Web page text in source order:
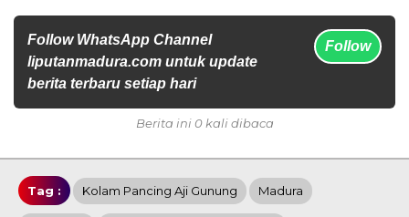
Follow WhatsApp Channel
liputanmadura.com untuk update
berita terbaru setiap hari
Follow
Berita ini 0 kali dibaca
Tag : Kolam Pancing Aji Gunung Madura